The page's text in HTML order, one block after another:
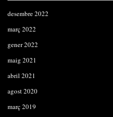
desembre 2022
març 2022
gener 2022
maig 2021
abril 2021
agost 2020
març 2019